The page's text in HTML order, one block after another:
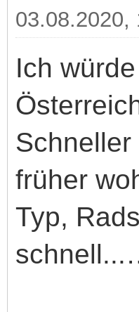
03.08.2020,
Ich
früher
Typ,